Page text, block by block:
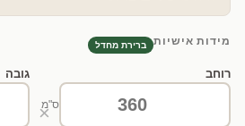
מידות אישיות ברירת מחדל
רוחב
ס"מ
×
גובה